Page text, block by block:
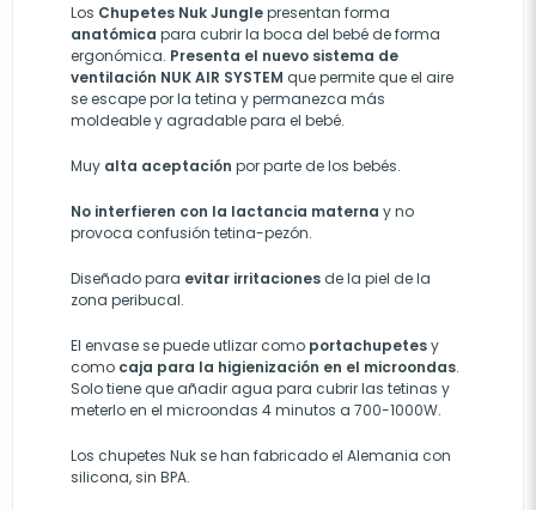
Los Chupetes Nuk Junglepresentan forma
anatómica para cubrir la boca del bebé de forma
ergonómica. Presenta el nuevo sistema de
ventilación NUK AIR SYSTEM que permite que el aire
se escape por la tetina y permanezca más
moldeable y agradable para el bebé.
Muy alta aceptación por parte de los bebés.
No interfieren con la lactancia materna y no
provoca confusión tetina-pezón.
Diseñado para evitar irritaciones de la piel de la
zona peribucal.
El envase se puede utlizar como portachupetesy
como caja para la higienización en el microondas.
Solo tiene que añadir agua para cubrir las tetinas y
meterlo en el microondas 4 minutos a 700-1000W.
Los chupetes Nuk se han fabricado el Alemania con
silicona, sin BPA.